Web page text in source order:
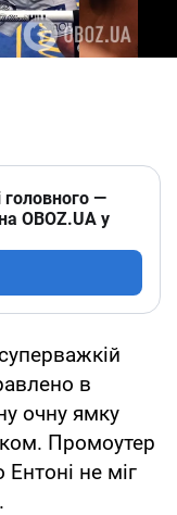
головного —
OBOZ.UA у
в
очну ямку
Промоутер
не міг